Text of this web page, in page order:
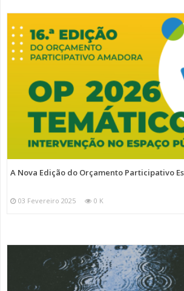
A Nova Edição do Orçamento Participativo
03 Fevereiro 2025 0 K